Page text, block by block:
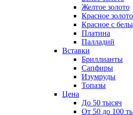
Желтое золото
Красное золото
Красное с
Платина
Палладий
Вставки
Бриллианты
Сапфиры
Изумруды
Топазы
Цена
До 50 тысяч
От 50 до 100